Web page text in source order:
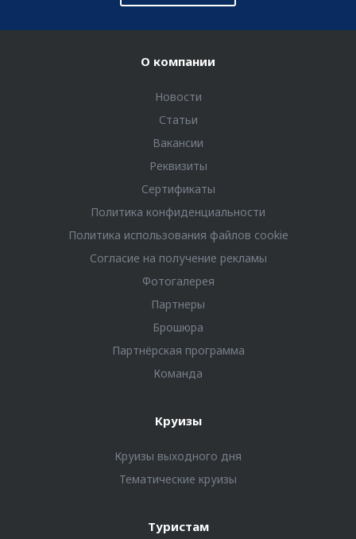
О компании
Новости
Статьи
Вакансии
Реквизиты
Сертификаты
Политика конфиденциальности
Политика использования файлов cookie
Согласие на получение рекламы
Фотогалерея
Партнеры
Брошюра
Партнёрская программа
Команда
Круизы
Круизы выходного дня
Тематические круизы
Туристам